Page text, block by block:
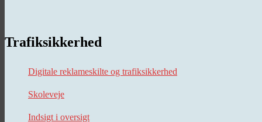
Trafiksikkerhed
Digitale reklameskilte og trafiksikkerhed
Skoleveje
Indsigt i oversigt